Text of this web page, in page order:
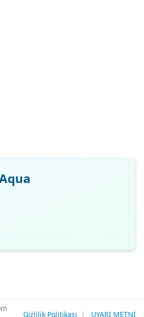
Gizlilik Politikası | UYARI METNİ